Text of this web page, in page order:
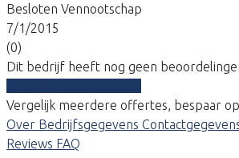
Besloten Vennootschap
7/1/2015
(0)
Dit bedrijf heeft nog geen
Vergelijk meerdere offertes, bespaar
Over Bedrijfsgegevens
Reviews FAQ